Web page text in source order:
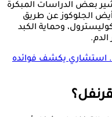
بعض الدراسات المبكرة
الجلوكوز عن طريق
وحماية الكبد
استشاري يكشف فوائده